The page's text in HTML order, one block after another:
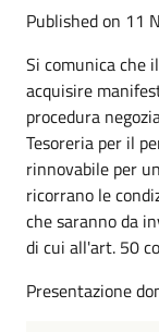
Published on 11
Si comunica che
acquisire
procedura
Tesoreria per il
rinnovabile per
ricorrano le
che saranno da
di cui all'art. 50
Presentazione